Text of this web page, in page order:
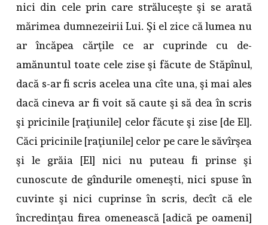
nici din cele prin care străluceşte şi se arată
mărimea dumnezeirii Lui. Şi el zice că lumea nu
ar încăpea cărţile ce ar cuprinde cu de-
amănuntul toate cele zise şi făcute de Stăpînul,
dacă s-ar fi scris acelea una cîte una, şi mai ales
dacă cineva ar fi voit să caute şi să dea în scris
şi pricinile [raţiunile] celor făcute şi zise [de El].
Căci pricinile [raţiunile] celor pe care le săvîrşea
şi le grăia [El] nici nu puteau fi prinse şi
cunoscute de gîndurile omeneşti, nici spuse în
cuvinte şi nici cuprinse în scris, decît că ele
încredinţau firea omenească [adică pe oameni]